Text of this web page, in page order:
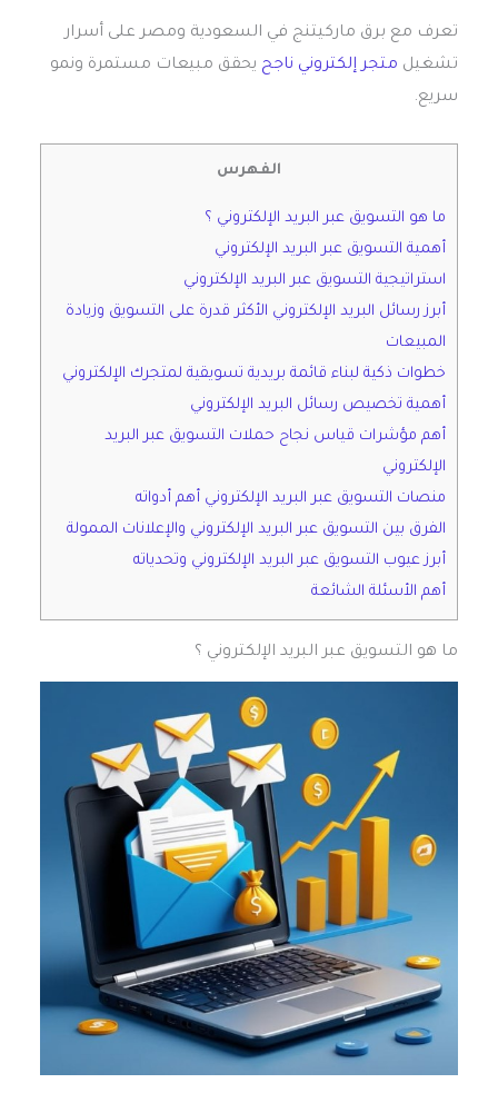
تعرف مع برق ماركيتنج في السعودية ومصر على أسرار
تشغيل متجر إلكتروني ناجح يحقق مبيعات مستمرة ونمو
سريع.
الفهرس
ما هو التسويق عبر البريد الإلكتروني ؟
أهمية التسويق عبر البريد الإلكتروني
استراتيجية التسويق عبر البريد الإلكتروني
أبرز رسائل البريد الإلكتروني الأكثر قدرة على التسويق وزيادة
المبيعات
خطوات ذكية لبناء قائمة بريدية تسويقية لمتجرك الإلكتروني
أهمية تخصيص رسائل البريد الإلكتروني
أهم مؤشرات قياس نجاح حملات التسويق عبر البريد
الإلكتروني
منصات التسويق عبر البريد الإلكتروني أهم أدواته
الفرق بين التسويق عبر البريد الإلكتروني والإعلانات الممولة
أبرز عيوب التسويق عبر البريد الإلكتروني وتحدياته
أهم الأسئلة الشائعة
ما هو التسويق عبر البريد الإلكتروني ؟